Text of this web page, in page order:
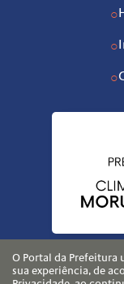
○
○
○
O Portal da Prefeitura
sua experiência, de